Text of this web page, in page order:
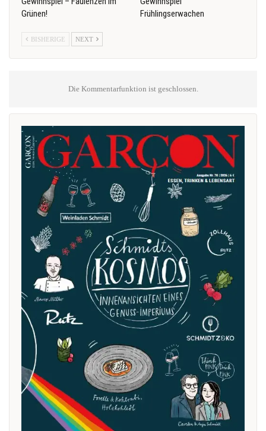
Grünen!
Frühlingserwachen
BISHERIGE NEXT
Die Kommentarfunktion ist geschlossen.